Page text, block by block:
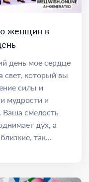
женщин в
день мое сердце
свет, который вы
силы и
мудрости и
смелость
дух, а
так...